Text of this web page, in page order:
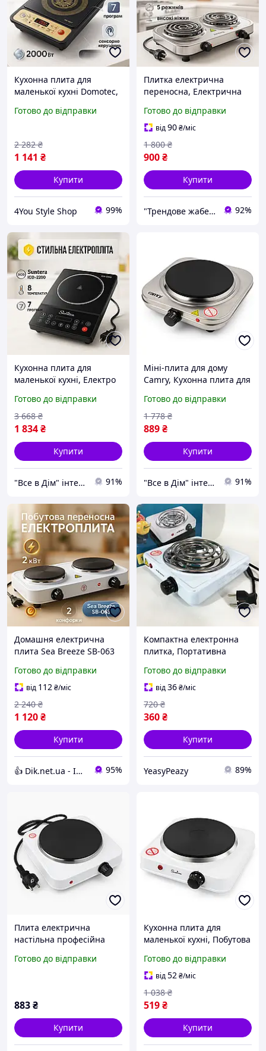
Кухонна плита для
маленької кухні Domotec,
стіл, Індукційна плита
Готово до відправки
1 141 ₴
2 282 ₴
Купити
4You Style Shop 99%
Плитка електрична
переносна, Електрична
Маленькі електричні
плити EC-55
Готово до відправки
від90₴/міс
900₴
1 800 ₴
Купити
"Трендове жабеня" - интернет-магазин тактичного військового спорядження | Власне виробництво | 92%
Кухонна плита для
маленької кухні, Електро
плита електро для кухні
MU-73
Готово до відправки
1 834₴
3 668 ₴
Купити
"Все в Дім" інтернет-магазин 91%
Міні-плита для дому
Camry, Кухонна плита для
одноконфорочна
електроплита DL-56
Готово до відправки
889₴
1 778 ₴
Купити
"Все в Дім" інтернет-магазин 91%
Домашня електрична
плита Sea Breeze SB-063
електрична кухонна
плита EW-89
Готово до відправки
від 112₴/міс
1 120₴
2 240 ₴
Купити
👍 Dik.net.ua - Інтернет магазин 95%
Компактна електронна
плитка, Портативна
Електричні плити
хорошої якості BS-34
Готово до відправки
від36₴/міс
360₴
720 ₴
Купити
YeasyPeazy 89%
Плита електрична
настільна професійна
настільна плита
Готово до відправки
883₴
Купити
Кухонна плита для
маленької кухні, Побутова
Потужна електроплита
для дому DE-67
Готово до відправки
від52₴/міс
519₴
1 038 ₴
Купити